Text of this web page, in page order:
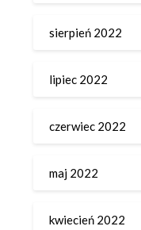
sierpień 2022
lipiec 2022
czerwiec 2022
maj 2022
kwiecień 2022